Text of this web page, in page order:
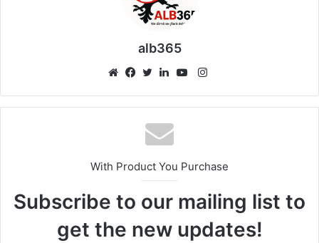
alb365
Instagram
With Product You Purchase
Subscribe to our mailing list to
get the new updates!